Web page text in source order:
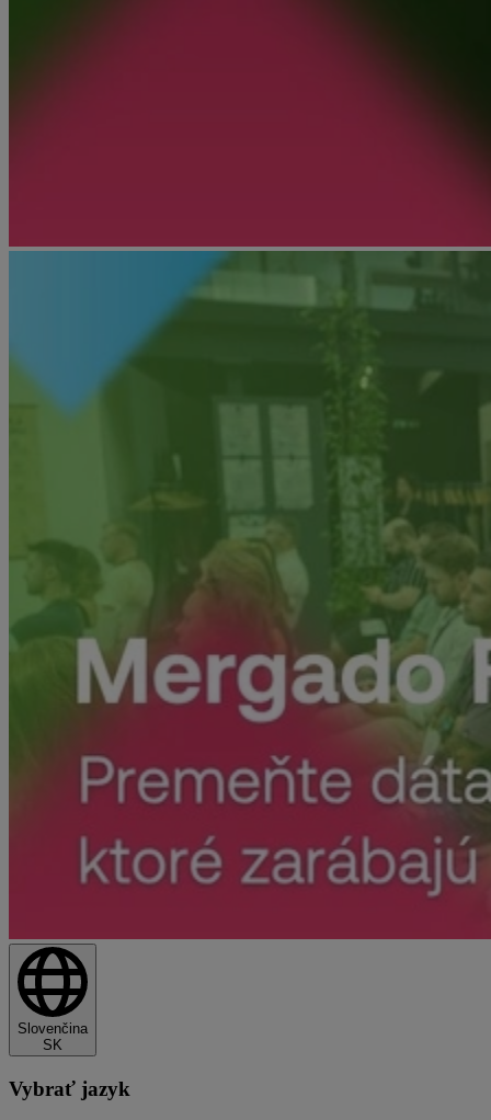
Slovenčina
SK
Vybrať jazyk